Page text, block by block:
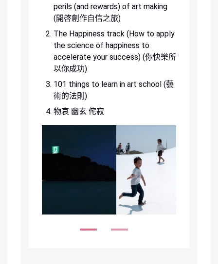
perils (and rewards) of art making
(開啓創作自信之旅)
The Happiness track (How to apply
the science of happiness to
accelerate your success) (你快樂所
以你成功)
101 things to learn in art school (藝
術的法則)
物哀 幽玄 侘寂